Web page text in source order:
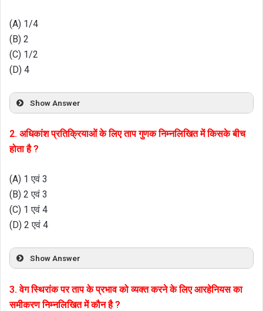
(A) 1/4
(B) 2
(C) 1/2
(D) 4
Show Answer
2. अधिकांश प्रतिक्रियाओं के लिए ताप गुणक निम्नलिखित में किसके बीच
होता है ?
(A) 1 एवं 3
(B) 2 एवं 3
(C) 1 एवं 4
(D) 2 एवं 4
Show Answer
3. वेग स्थिरांक पर ताप के प्रभाव को व्यक्त करने के लिए आरहेनियस का
समीकरण निम्नलिखित में कौन है ?